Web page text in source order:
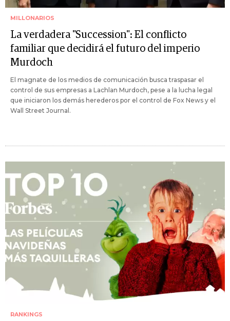
MILLONARIOS
La verdadera "Succession": El conflicto
familiar que decidirá el futuro del imperio
Murdoch
El magnate de los medios de comunicación busca traspasar el
control de sus empresas a Lachlan Murdoch, pese a la lucha legal
que iniciaron los demás herederos por el control de Fox News y el
Wall Street Journal.
RANKINGS